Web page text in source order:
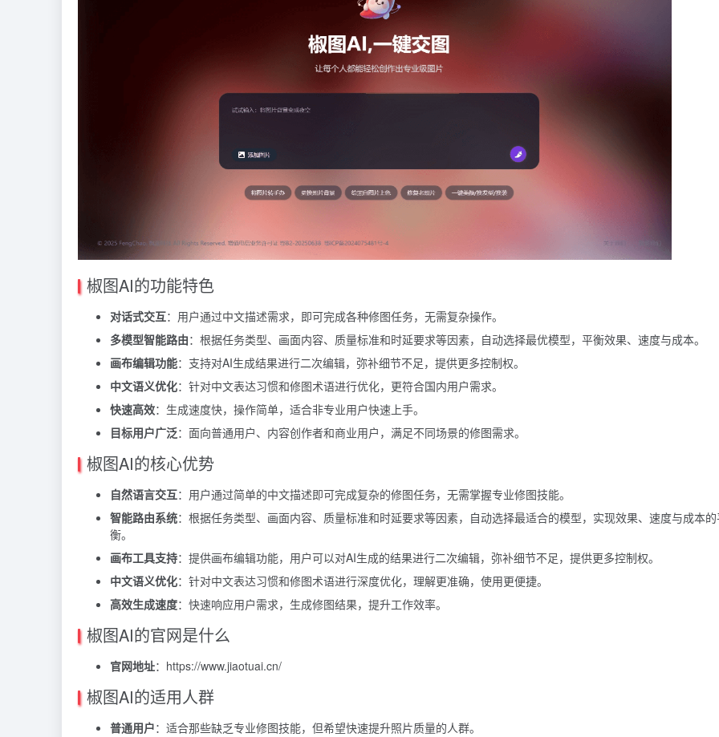
椒图AI的功能特色
对话式交互：用户通过中文描述需求，即可完成各种修图任务，无需复杂操作。
多模型智能路由：根据任务类型、画面内容、质量标准和时延要求等因素，自动选择最优模型，平衡效果、速度与成本。
画布编辑功能：支持对AI生成结果进行二次编辑，弥补细节不足，提供更多控制权。
中文语义优化：针对中文表达习惯和修图术语进行优化，更符合国内用户需求。
快速高效：生成速度快，操作简单，适合非专业用户快速上手。
目标用户广泛：面向普通用户、内容创作者和商业用户，满足不同场景的修图需求。
椒图AI的核心优势
自然语言交互：用户通过简单的中文描述即可完成复杂的修图任务，无需掌握专业修图技能。
智能路由系统：根据任务类型、画面内容、质量标准和时延要求等因素，自动选择最适合的模型，实现效果、速度与成本
衡。
画布工具支持：提供画布编辑功能，用户可以对AI生成的结果进行二次编辑，弥补细节不足，提供更多控制权。
中文语义优化：针对中文表达习惯和修图术语进行深度优化，理解更准确，使用更便捷。
高效生成速度：快速响应用户需求，生成修图结果，提升工作效率。
椒图AI的官网是什么
官网地址：https://www.jiaotuai.cn/
椒图AI的适用人群
普通用户：适合那些缺乏专业修图技能，但希望快速提升照片质量的人群。